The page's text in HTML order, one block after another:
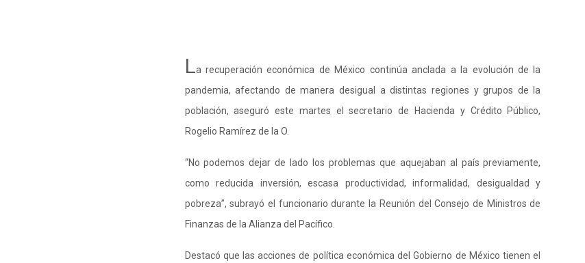
La recuperación económica de México continúa anclada a la evolución de la
pandemia, afectando de manera desigual a distintas regiones y grupos de la
población, aseguró este martes el secretario de Hacienda y Crédito Público,
Rogelio Ramírez de la O.
“No podemos dejar de lado los problemas que aquejaban al país previamente,
como reducida inversión, escasa productividad, informalidad, desigualdad y
pobreza”, subrayó el funcionario durante la Reunión del Consejo de Ministros de
Finanzas de la Alianza del Pacífico.
Destacó que las acciones de política económica del Gobierno de México tienen el